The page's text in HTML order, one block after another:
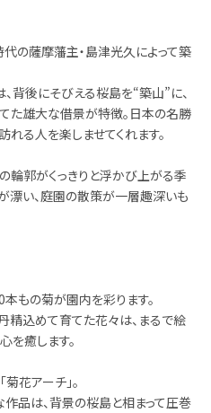
代の薩摩藩主・島津光久によって築
背後にそびえる桜島を“築山”に、
た雄大な借景が特徴。日本の名勝
れる人を楽しませてくれます。
輪郭がくっきりと浮かび上がる季
漂い、庭園の散策が一層趣深いも
もの菊が園内を彩ります。
込めて育てた花々は、まるで絵
を癒します。
花アーチ」。
品は、背景の桜島と相まって圧巻